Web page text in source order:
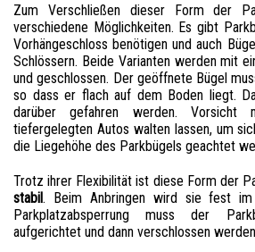
Zum Verschließen dieser Form der
verschiedene Möglichkeiten. Es gibt
Vorhängeschloss benötigen und auch
Schlössern. Beide Varianten werden mit
und geschlossen. Der geöffnete Bügel
so dass er flach auf dem Boden liegt.
darüber gefahren werden.
tiefergelegten Autos walten lassen, um
die Liegehöhe des Parkbügels geachtet
Trotz ihrer Flexibilität ist diese Form der
stabil. Beim Anbringen wird sie fest im
Parkplatzabsperrung muss der
aufgerichtet und dann verschlossen